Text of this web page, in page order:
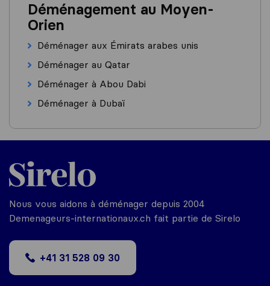
Déménagement au Moyen-
Orien
Déménager aux Émirats arabes unis
Déménager au Qatar
Déménager à Abou Dabi
Déménager à Dubaï
Nous vous aidons à déménager depuis 2004
Demenageurs-internationaux.ch fait partie de Sirelo
+41 31 528 09 30